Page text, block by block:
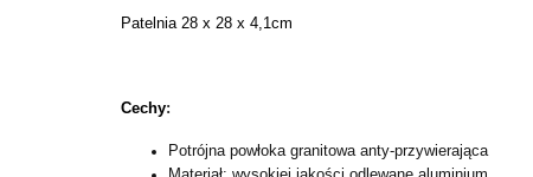
Patelnia 28 x 28 x 4,1cm
Cechy:
Potrójna powłoka granitowa anty-przywierająca